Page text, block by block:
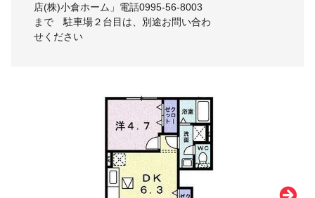
店(株)小倉ホーム」電話0995-56-8003
まで 駐車場２台目は、別途お問い合わ
せください